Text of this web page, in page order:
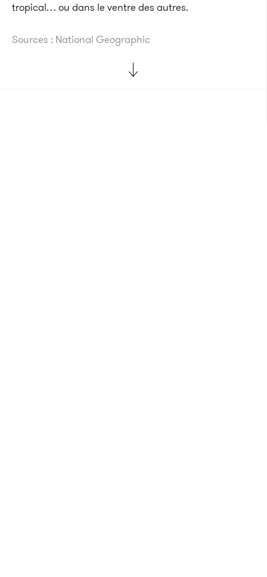
tropical… ou dans le ventre des autres.
Sources : National Geographic